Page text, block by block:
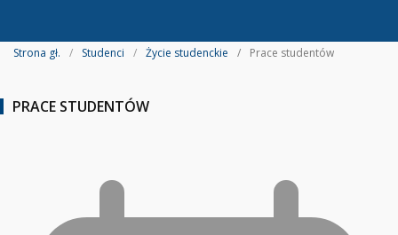
Strona gł. Studenci Życie studenckie Prace studentów
PRACE STUDENTÓW